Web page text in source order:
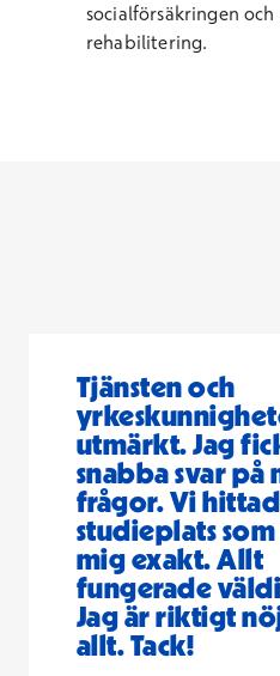
socialförsäkringen
rehabilitering.
Tjänsten och
utmärkt. Jag
snabba svar på
frågor. Vi
studieplats som
mig exakt. Allt
fungerade
Jag är riktigt
allt. Tack!